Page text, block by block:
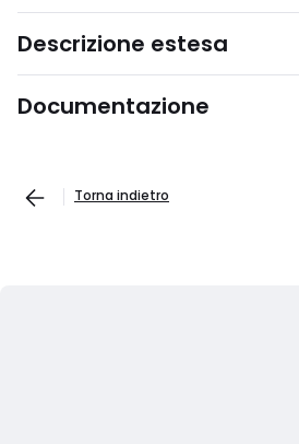
Descrizione estesa
Documentazione
Torna indietro